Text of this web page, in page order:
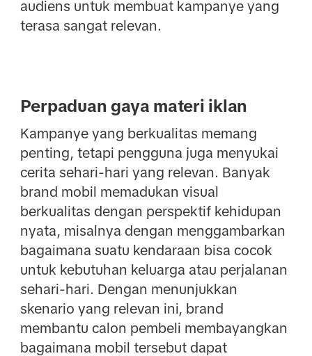
audiens untuk membuat kampanye yang
terasa sangat relevan.
Perpaduan gaya materi iklan
Kampanye yang berkualitas memang
penting, tetapi pengguna juga menyukai
cerita sehari-hari yang relevan. Banyak
brand mobil memadukan visual
berkualitas dengan perspektif kehidupan
nyata, misalnya dengan menggambarkan
bagaimana suatu kendaraan bisa cocok
untuk kebutuhan keluarga atau perjalanan
sehari-hari. Dengan menunjukkan
skenario yang relevan ini, brand
membantu calon pembeli membayangkan
bagaimana mobil tersebut dapat